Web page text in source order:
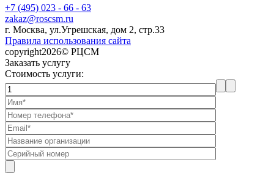
+7 (495) 023 - 66 - 63
zakaz@roscsm.ru
г. Москва, ул.Угрешская, дом 2, стр.33
Правила использования сайта
copyright2026© РЦСМ
Заказать услугу
Стоимость услуги: